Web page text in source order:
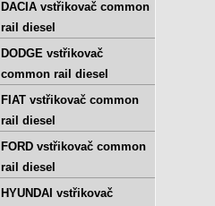
DACIA vstřikovač common
rail diesel
DODGE vstřikovač
common rail diesel
FIAT vstřikovač common
rail diesel
FORD vstřikovač common
rail diesel
HYUNDAI vstřikovač